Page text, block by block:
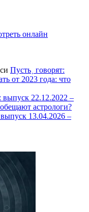
онлайн
Пусть˲ говорят:
от 2023 года: что
выпуск 22.12.2022 –
астрологи?
13.04.2026 –